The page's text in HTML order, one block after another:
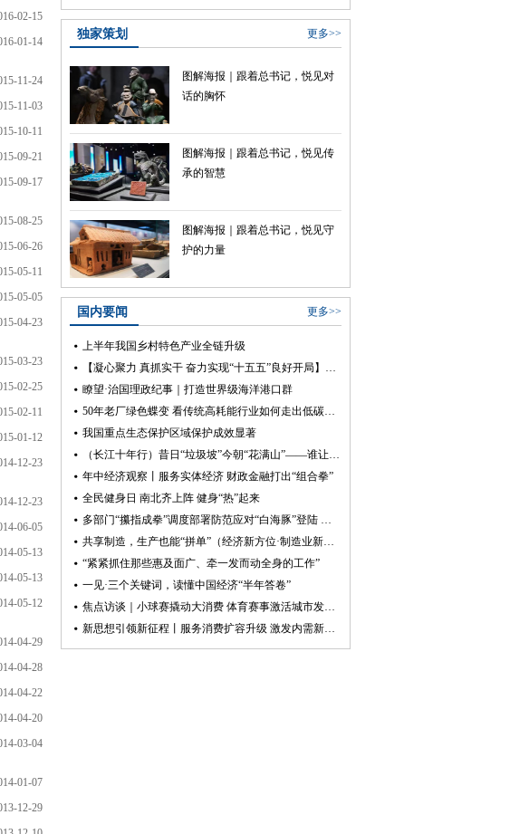
02-15
01-14
11-24
11-03
10-11
09-21
09-17
08-25
06-26
05-11
05-05
04-23
03-23
02-25
02-11
01-12
12-23
12-23
06-05
05-13
05-13
05-12
04-29
04-28
04-22
04-20
03-04
01-07
12-29